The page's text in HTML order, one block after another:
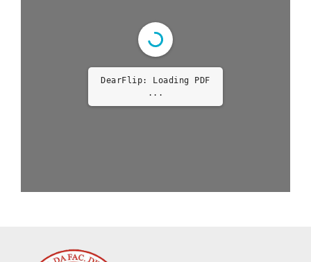
DearFlip: Loading PDF
...